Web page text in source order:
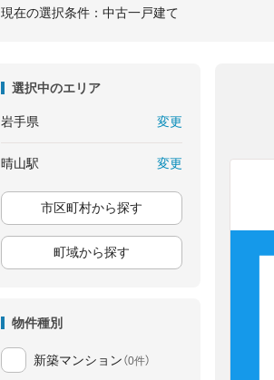
現在の選択条件： 中古一戸建て
選択中のエリア
岩手県 変更
晴山駅 変更
市区町村から探す
町域から探す
物件種別
新築マンション （0件）